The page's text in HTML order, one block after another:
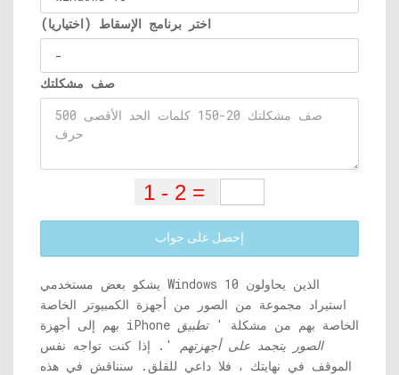
اختر برنامج الإسقاط (اختياريا)
صف مشكلتك
إحصل على جواب
يشكو بعض مستخدمي Windows 10 الذين يحاولون
استيراد مجموعة من الصور من أجهزة الكمبيوتر الخاصة
بهم إلى أجهزة iPhone الخاصة بهم من مشكلة 'تطبيق
الصور يتجمد على أجهزتهم '. إذا كنت تواجه نفس
الموقف في نهايتك ، فلا داعي للقلق. سنناقش في هذه